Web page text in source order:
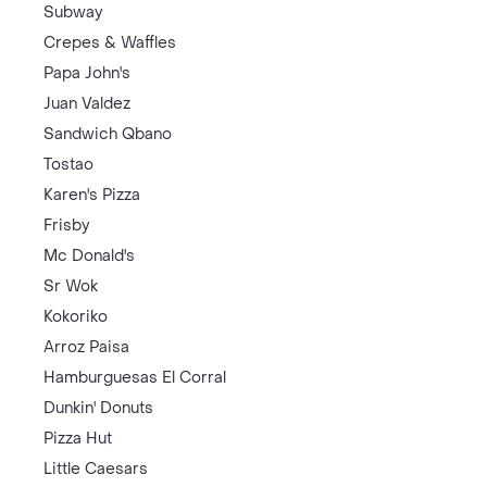
Subway
Crepes & Waffles
Papa John's
Juan Valdez
Sandwich Qbano
Tostao
Karen's Pizza
Frisby
Mc Donald's
Sr Wok
Kokoriko
Arroz Paisa
Hamburguesas El Corral
Dunkin' Donuts
Pizza Hut
Little Caesars